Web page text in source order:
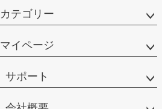
カテゴリー
マイページ
サポート